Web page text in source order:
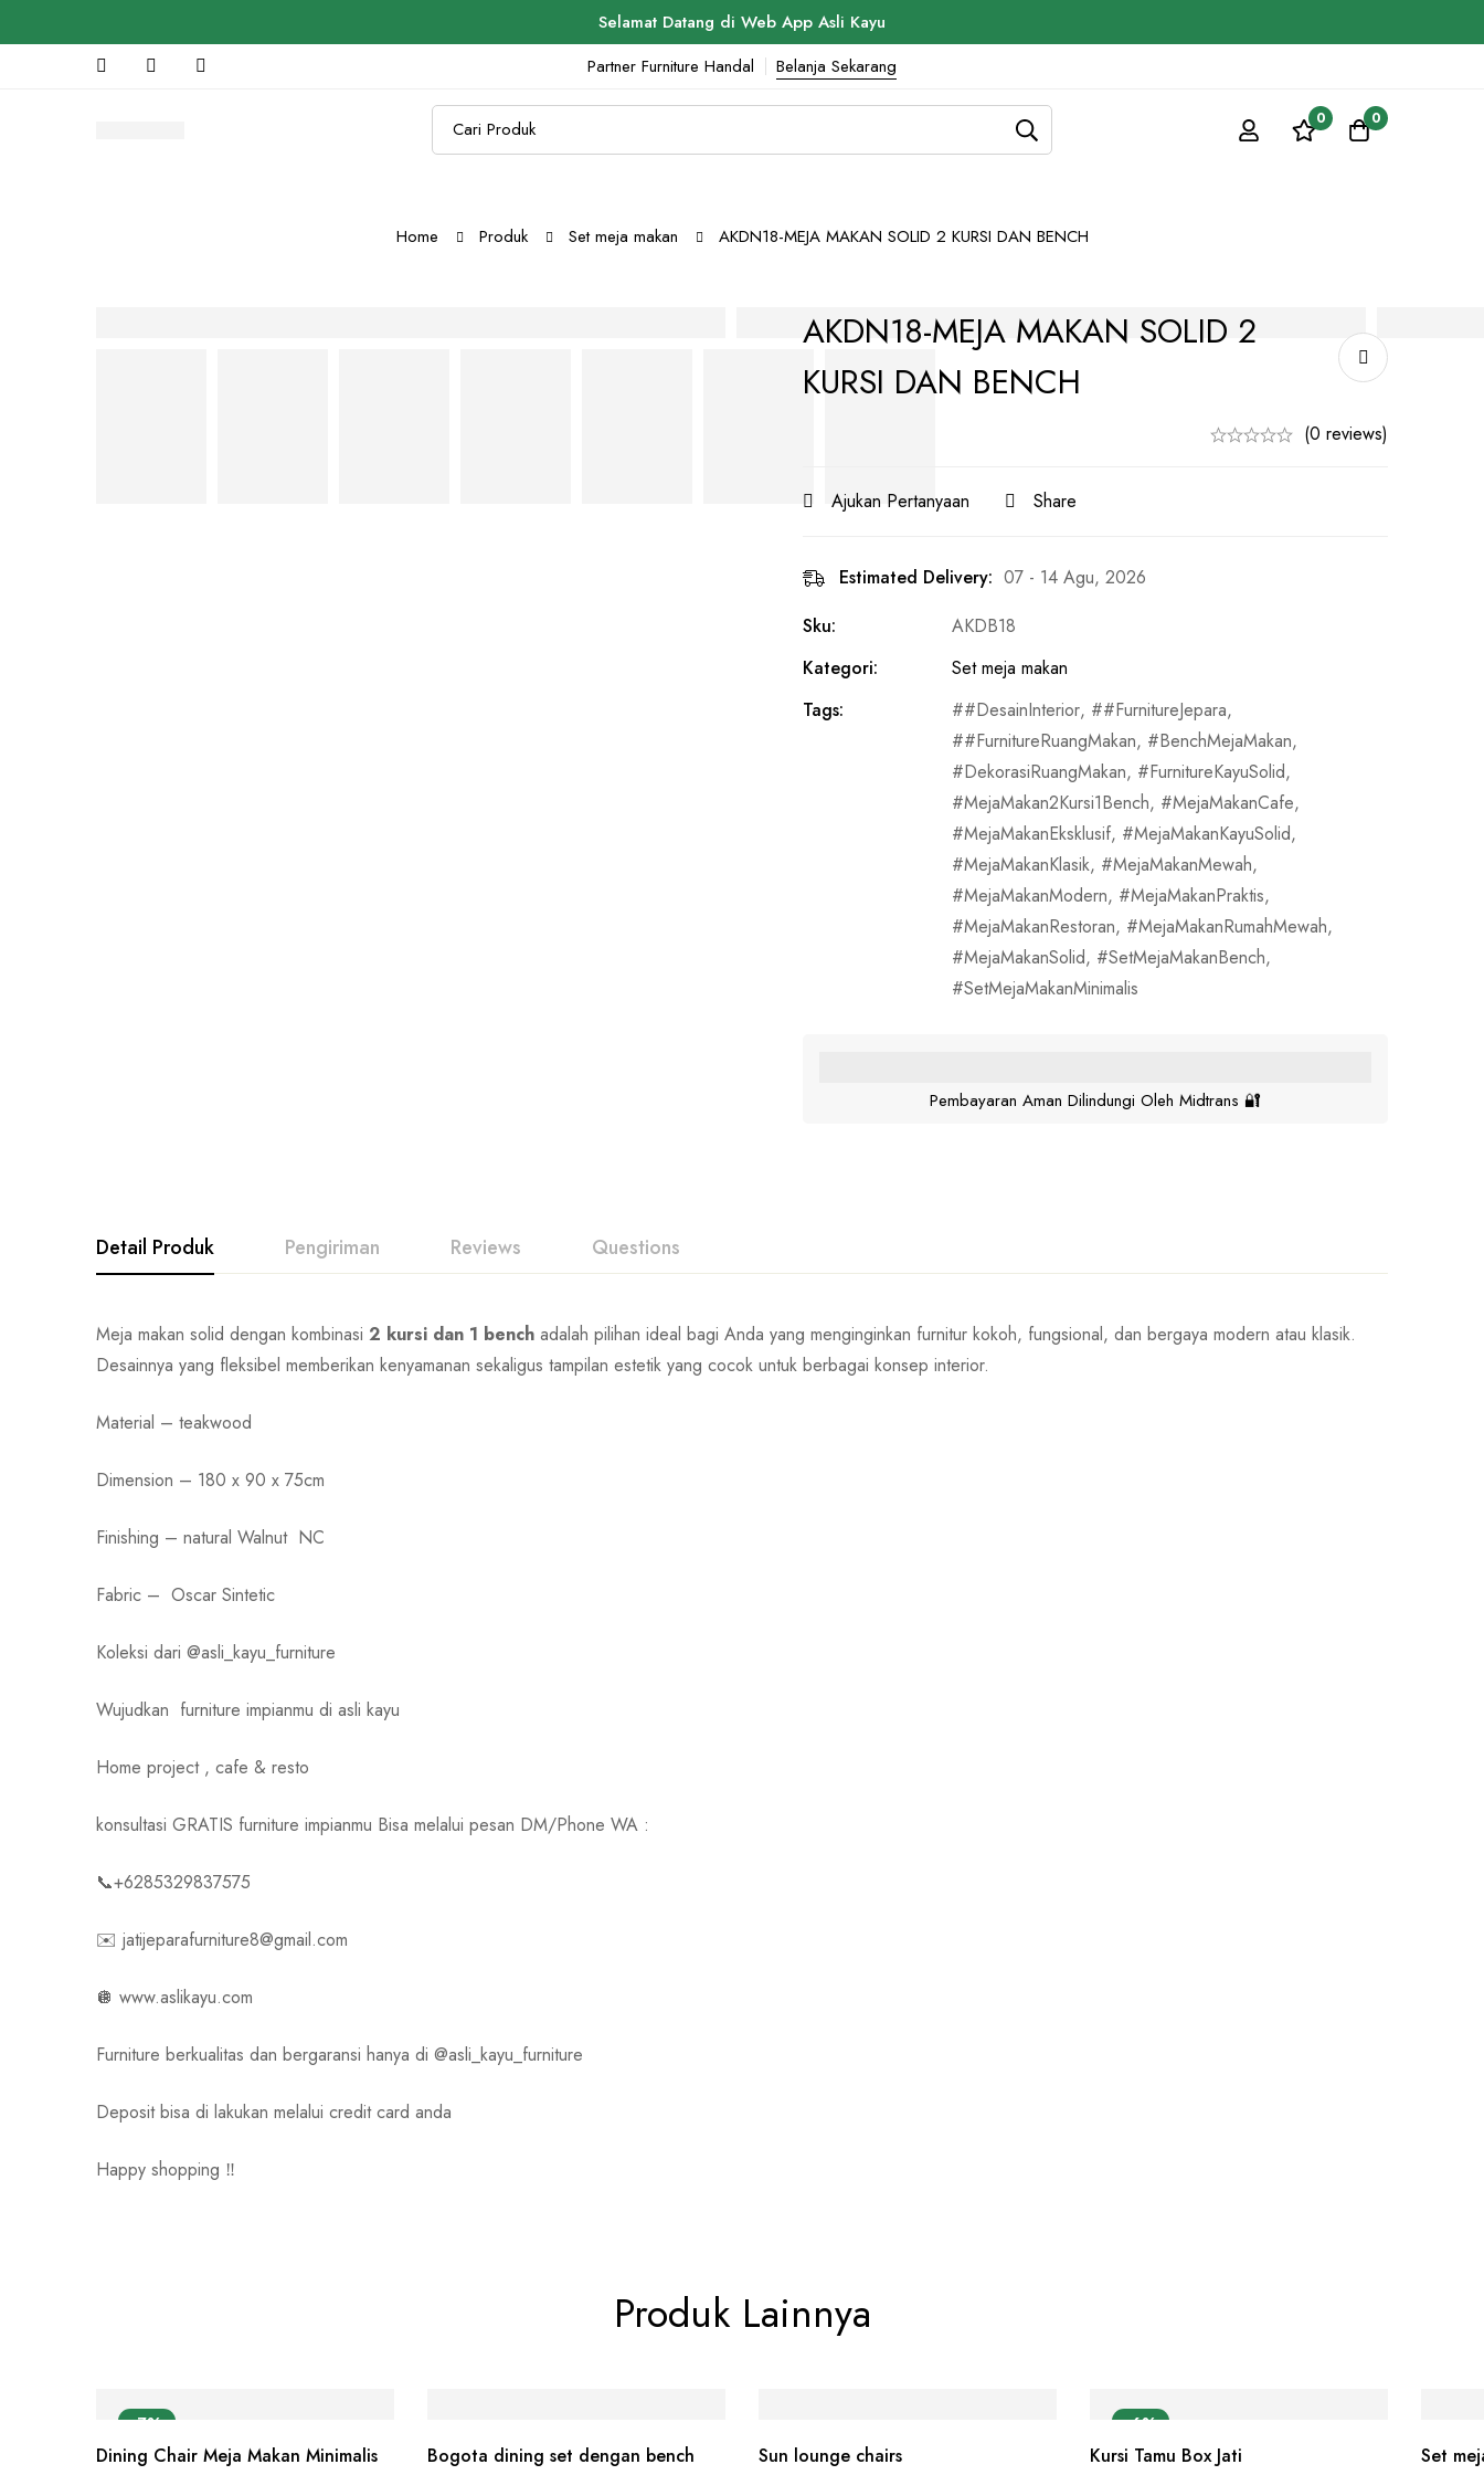
Selamat Datang di Web App Asli Kayu
Partner Furniture Handal
Belanja Sekarang
Search
for:
0 0
Home Produk Set meja makan AKDN18-MEJA MAKAN SOLID 2 KURSI DAN BENCH
AKDN18-MEJA MAKAN SOLID 2
KURSI DAN BENCH
(0 reviews)
Ajukan Pertanyaan Share
Estimated Delivery: 07 - 14 Agu, 2026
Sku:
AKDB18
Kategori:
Set meja makan
Tags:
#DesainInterior, #FurnitureJepara,
#FurnitureRuangMakan, BenchMejaMakan,
DekorasiRuangMakan, FurnitureKayuSolid,
MejaMakan2Kursi1Bench, MejaMakanCafe,
MejaMakanEksklusif, MejaMakanKayuSolid,
MejaMakanKlasik, MejaMakanMewah,
MejaMakanModern, MejaMakanPraktis,
MejaMakanRestoran, MejaMakanRumahMewah,
MejaMakanSolid, SetMejaMakanBench,
SetMejaMakanMinimalis
Pembayaran Aman Dilindungi Oleh Midtrans 🔐
Detail Produk Pengiriman Reviews Questions
Meja makan solid dengan kombinasi 2 kursi dan 1 bench adalah pilihan ideal bagi Anda yang menginginkan furnitur kokoh, fungsional, dan bergaya modern atau klasik.
Desainnya yang fleksibel memberikan kenyamanan sekaligus tampilan estetik yang cocok untuk berbagai konsep interior.
Material – teakwood
Dimension – 180 x 90 x 75cm
Finishing – natural Walnut NC
Fabric – Oscar Sintetic
Koleksi dari @asli_kayu_furniture
Wujudkan furniture impianmu di asli kayu
Home project , cafe & resto
konsultasi GRATIS furniture impianmu Bisa melalui pesan DM/Phone WA :
📞+6285329837575
✉️ jatijeparafurniture8@gmail.com
🪩 www.aslikayu.com
Furniture berkualitas dan bergaransi hanya di @asli_kayu_furniture
Deposit bisa di lakukan melalui credit card anda
Happy shopping ‼️
Produk Lainnya
-7%
Dining Chair Meja Makan Minimalis
Bogota dining set dengan bench
Sun lounge chairs
-6%
Kursi Tamu Box Jati
Set